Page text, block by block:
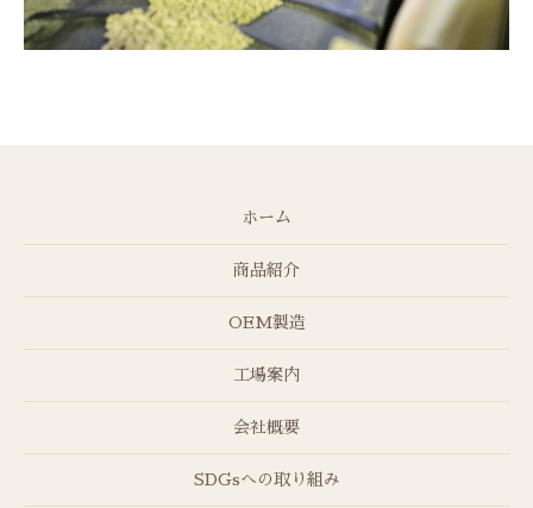
ホーム
商品紹介
OEM製造
工場案内
会社概要
SDGsへの取り組み